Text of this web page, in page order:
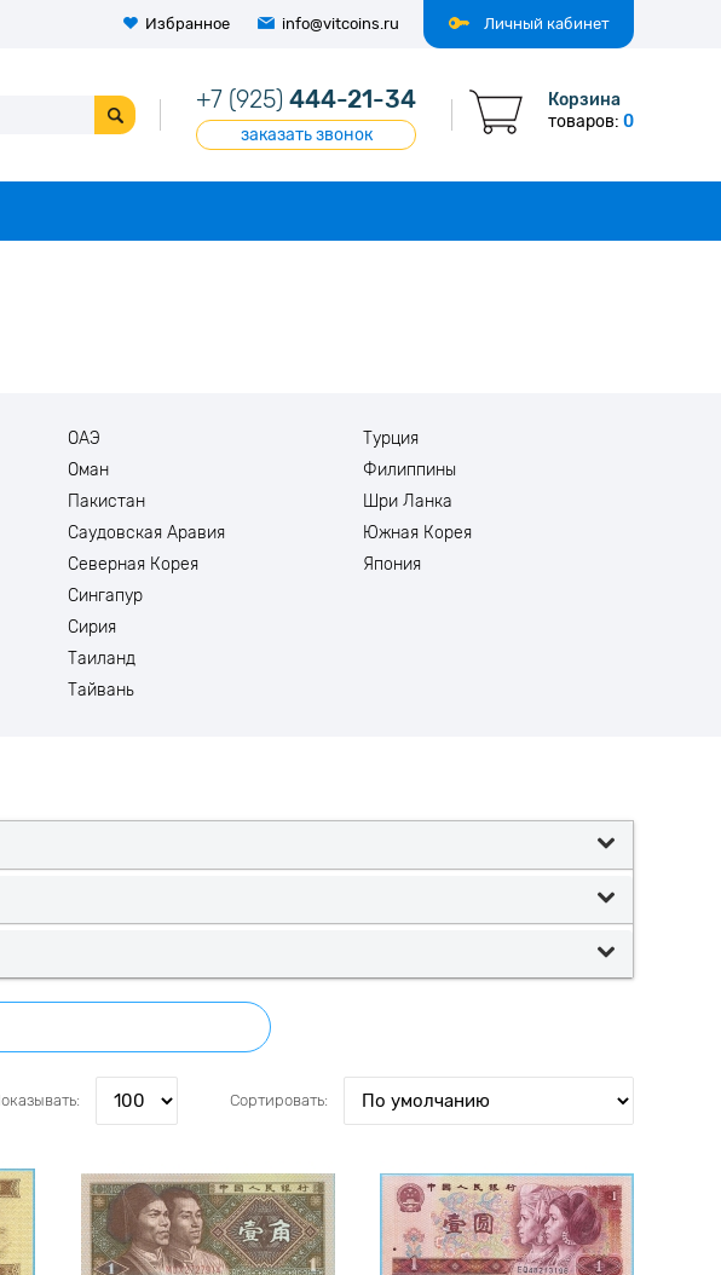
Личный кабинет
Избранное info@vitcoins.ru
+7 (925) 444-21-34
заказать звонок
Корзина
товаров: 0
ОАЭ
Оман
Пакистан
Саудовская Аравия
Северная Корея
Сингапур
Сирия
Таиланд
Тайвань
Турция
Филиппины
Шри Ланка
Южная Корея
Япония
Сортировать: